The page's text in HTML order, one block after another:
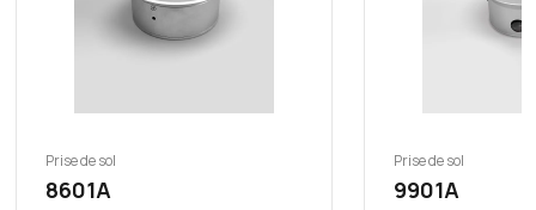
Prise de sol
8601A
Prise de sol
9901A